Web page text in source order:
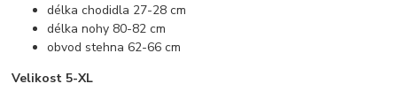
délka chodidla 27-28 cm
délka nohy 80-82 cm
obvod stehna 62-66 cm
Velikost 5-XL